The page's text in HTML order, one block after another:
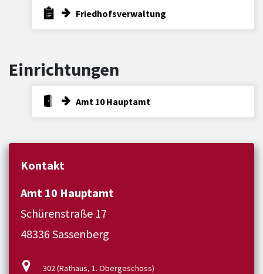
Friedhofsverwaltung
Einrichtungen
Amt 10 Hauptamt
Kontakt
Amt 10 Hauptamt
Schürenstraße 17
48336 Sassenberg
302 (Rathaus, 1. Obergeschoss)